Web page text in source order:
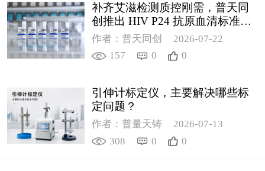
补齐艾滋检测质控刚需，普天同
创推出 HIV P24 抗原血清标准物
质
作者：普天同创
2026-07-22
157
0 0
引伸计标定仪，主要解决哪些标
定问题？
作者：普量天铸
2026-07-13
308
0 0